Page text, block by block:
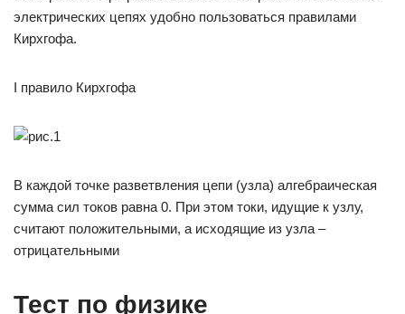
электрических цепях удобно пользоваться правилами
Кирхгофа.
I правило Кирхгофа
В каждой точке разветвления цепи (узла) алгебраическая
сумма сил токов равна 0. При этом токи, идущие к узлу,
считают положительными, а исходящие из узла –
отрицательными
Тест по физике